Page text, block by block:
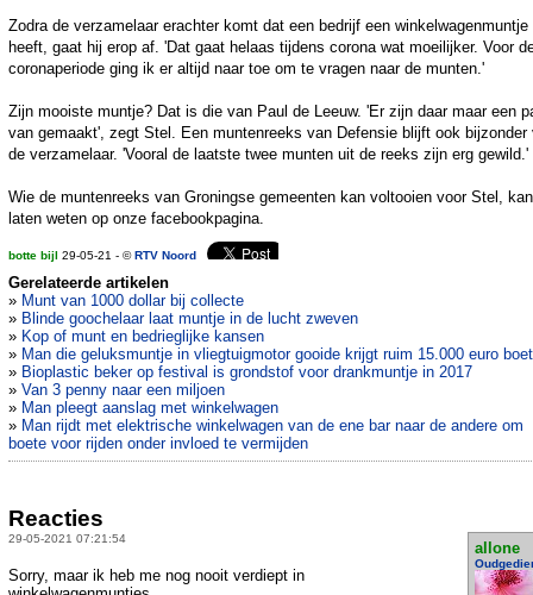
Zodra de verzamelaar erachter komt dat een bedrijf een winkelwagenmuntje
heeft, gaat hij erop af. 'Dat gaat helaas tijdens corona wat moeilijker. Voor
coronaperiode ging ik er altijd naar toe om te vragen naar de munten.'
Zijn mooiste muntje? Dat is die van Paul de Leeuw. 'Er zijn daar maar een
van gemaakt', zegt Stel. Een muntenreeks van Defensie blijft ook bijzonder
de verzamelaar. 'Vooral de laatste twee munten uit de reeks zijn erg gewild.'
Wie de muntenreeks van Groningse gemeenten kan voltooien voor Stel,
laten weten op onze facebookpagina.
botte bijl 29-05-21 - ©RTV Noord
Gerelateerde artikelen
» Munt van 1000 dollar bij collecte
» Blinde goochelaar laat muntje in de lucht zweven
» Kop of munt en bedrieglijke kansen
» Man die geluksmuntje in vliegtuigmotor gooide krijgt ruim 15.000 euro
» Bioplastic beker op festival is grondstof voor drankmuntje in 2017
» Van 3 penny naar een miljoen
» Man pleegt aanslag met winkelwagen
» Man rijdt met elektrische winkelwagen van de ene bar naar de andere om
boete voor rijden onder invloed te vermijden
Reacties
29-05-2021 07:21:54
allone
Sorry, maar ik heb me nog nooit verdiept in